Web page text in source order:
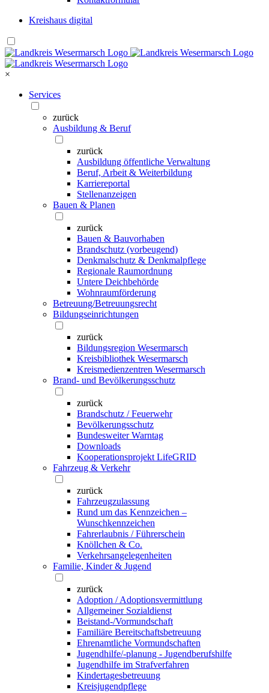
Kreishaus digital
×
Services
zurück
Ausbildung & Beruf
zurück
Ausbildung öffentliche Verwaltung
Beruf, Arbeit & Weiterbildung
Karriereportal
Stellenanzeigen
Bauen & Planen
zurück
Bauen & Bauvorhaben
Brandschutz (vorbeugend)
Denkmalschutz & Denkmalpflege
Regionale Raumordnung
Untere Deichbehörde
Wohnraumförderung
Betreuung/Betreuungsrecht
Bildungseinrichtungen
zurück
Bildungsregion Wesermarsch
Kreisbibliothek Wesermarsch
Kreismedienzentren Wesermarsch
Brand- und Bevölkerungsschutz
zurück
Brandschutz / Feuerwehr
Bevölkerungsschutz
Bundesweiter Warntag
Downloads
Kooperationsprojekt LifeGRID
Fahrzeug & Verkehr
zurück
Fahrzeugzulassung
Rund um das Kennzeichen –
Wunschkennzeichen
Fahrerlaubnis / Führerschein
Knöllchen & Co.
Verkehrsangelegenheiten
Familie, Kinder & Jugend
zurück
Adoption / Adoptionsvermittlung
Allgemeiner Sozialdienst
Beistand-/Vormundschaft
Familiäre Bereitschaftsbetreuung
Ehrenamtliche Vormundschaften
Jugendhilfe/-planung - Jugendberufshilfe
Jugendhilfe im Strafverfahren
Kindertagesbetreuung
Kreisjugendpflege